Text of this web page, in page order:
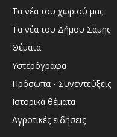
Τα νέα του χωριού μας
Τα νέα του Δήμου Σάμης
Θέματα
Υστερόγραφα
Πρόσωπα - Συνεντεύξεις
Ιστορικά θέματα
Αγροτικές ειδήσεις